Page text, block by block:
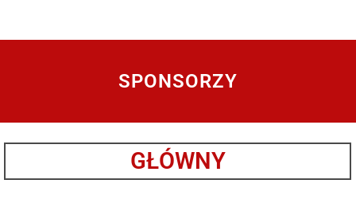
SPONSORZY
GŁÓWNY